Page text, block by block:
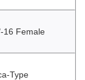
16 Female
Type